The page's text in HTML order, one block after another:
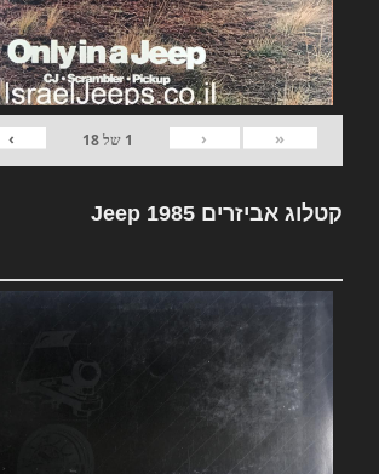
«
‹
1 של18
›
קטלוג אביזרים Jeep 1985